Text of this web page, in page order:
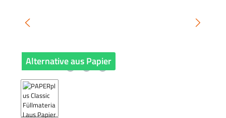
Alternative aus Papier